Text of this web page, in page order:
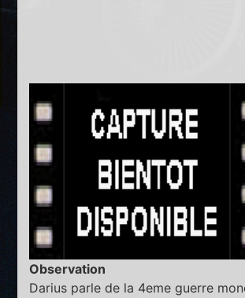
Observation
Darius parle de la 4eme guerre